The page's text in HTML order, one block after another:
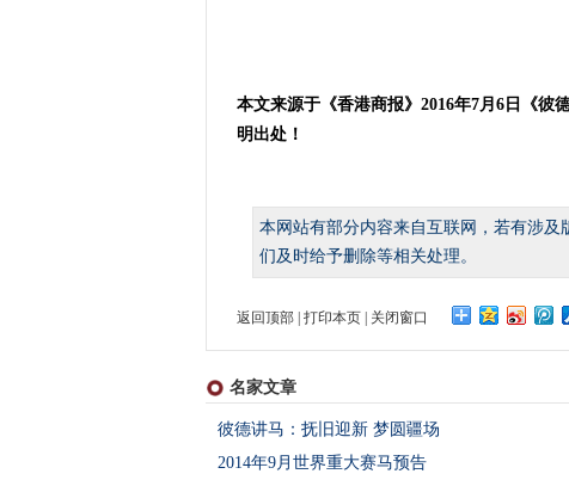
本文来源于《香港商报》2016年7月6日《彼
明出处！
本网站有部分内容来自互联网，若有涉
们及时给予删除等相关处理。
返回顶部 打印本页 关闭窗口
名家文章
彼德讲马：抚旧迎新 梦圆疆场
2014年9月世界重大赛马预告